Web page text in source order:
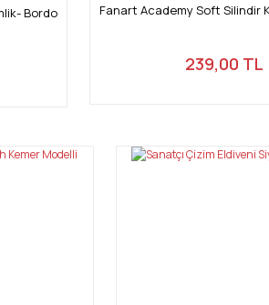
Bordo Fanart Academy Soft Silindir
239,00 TL